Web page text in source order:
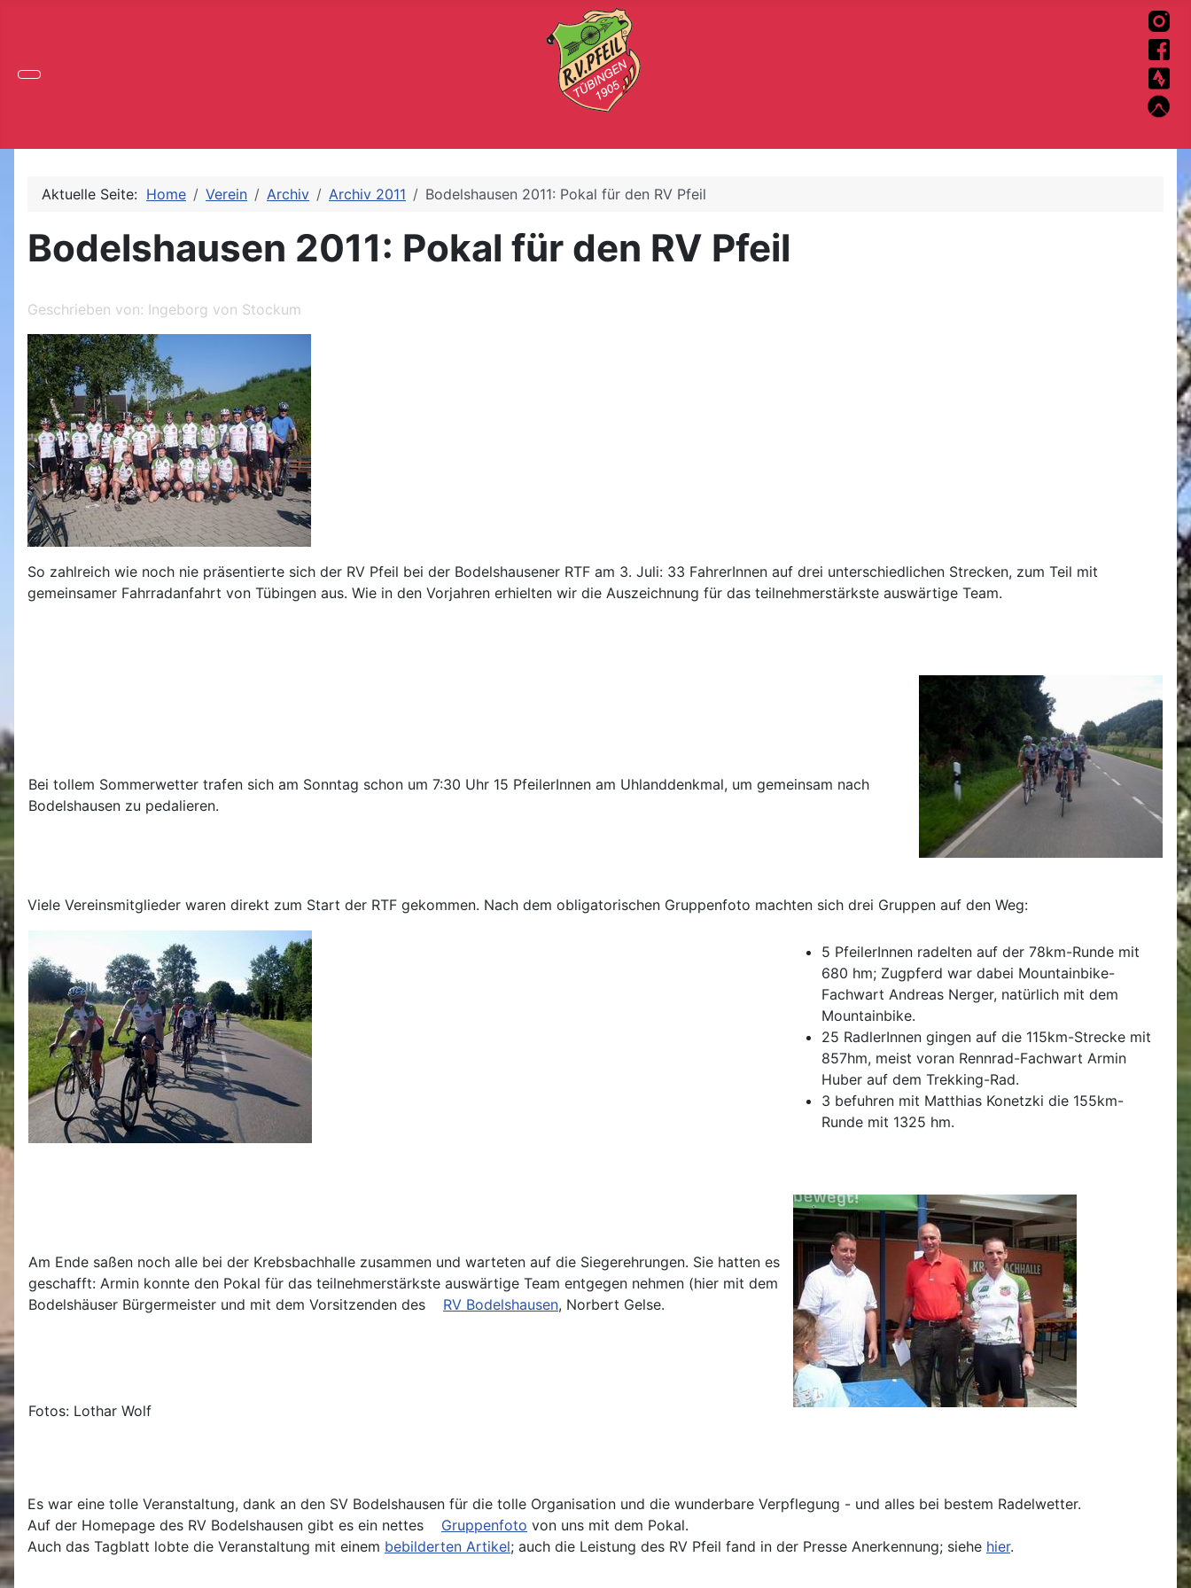
Aktuelle Seite: Home Verein Archiv Archiv 2011 Bodelshausen 2011: Pokal für den RV Pfeil
Bodelshausen 2011: Pokal für den RV Pfeil
Geschrieben von: Ingeborg von Stockum
So zahlreich wie noch nie präsentierte sich der RV Pfeil bei der Bodelshausener RTF am 3. Juli: 33 FahrerInnen auf drei unterschiedlichen Strecken, zum Teil mit
gemeinsamer Fahrradanfahrt von Tübingen aus. Wie in den Vorjahren erhielten wir die Auszeichnung für das teilnehmerstärkste auswärtige Team.
Bei tollem Sommerwetter trafen sich am Sonntag schon um 7:30 Uhr 15 PfeilerInnen am Uhlanddenkmal, um gemeinsam nach
Bodelshausen zu pedalieren.
Viele Vereinsmitglieder waren direkt zum Start der RTF gekommen. Nach dem obligatorischen Gruppenfoto machten sich drei Gruppen auf den Weg:
5 PfeilerInnen radelten auf der 78km-Runde mit
680 hm; Zugpferd war dabei Mountainbike-
Fachwart Andreas Nerger, natürlich mit dem
Mountainbike.
25 RadlerInnen gingen auf die 115km-Strecke mit
857hm, meist voran Rennrad-Fachwart Armin
Huber auf dem Trekking-Rad.
3 befuhren mit Matthias Konetzki die 155km-
Runde mit 1325 hm.
Am Ende saßen noch alle bei der Krebsbachhalle zusammen und warteten auf die Siegerehrungen. Sie hatten es
geschafft: Armin konnte den Pokal für das teilnehmerstärkste auswärtige Team entgegen nehmen (hier mit dem
Bodelshäuser Bürgermeister und mit dem Vorsitzenden des
RV Bodelshausen, Norbert Gelse.
Fotos: Lothar Wolf
Es war eine tolle Veranstaltung, dank an den SV Bodelshausen für die tolle Organisation und die wunderbare Verpflegung - und alles bei bestem Radelwetter.
Auf der Homepage des RV Bodelshausen gibt es ein nettes
Gruppenfoto von uns mit dem Pokal.
Auch das Tagblatt lobte die Veranstaltung mit einem bebilderten Artikel; auch die Leistung des RV Pfeil fand in der Presse Anerkennung; siehe hier.